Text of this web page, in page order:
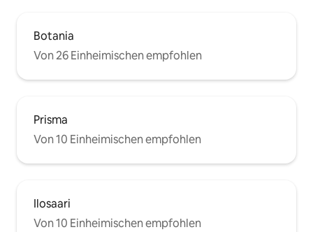
Botania
Von 26 Einheimischen empfohlen
Prisma
Von 10 Einheimischen empfohlen
Ilosaari
Von 10 Einheimischen empfohlen